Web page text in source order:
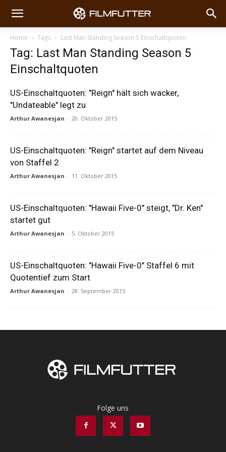
Home Tags Last Man Standing Season 5 Einschaltquoten
Tag: Last Man Standing Season 5
Einschaltquoten
US-Einschaltquoten: "Reign" hält sich wacker,
"Undateable" legt zu
Arthur Awanesjan - 20. Oktober 2015
US-Einschaltquoten: "Reign" startet auf dem Niveau
von Staffel 2
Arthur Awanesjan - 11. Oktober 2015
US-Einschaltquoten: "Hawaii Five-0" steigt, "Dr. Ken"
startet gut
Arthur Awanesjan - 5. Oktober 2015
US-Einschaltquoten: "Hawaii Five-0" Staffel 6 mit
Quotentief zum Start
Arthur Awanesjan - 28. September 2015
Folge uns